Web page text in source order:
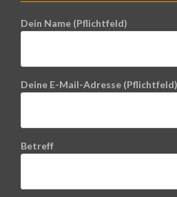
Dein Name (Pflichtfeld)
Deine E-Mail-Adresse (Pflichtfeld)
Betreff